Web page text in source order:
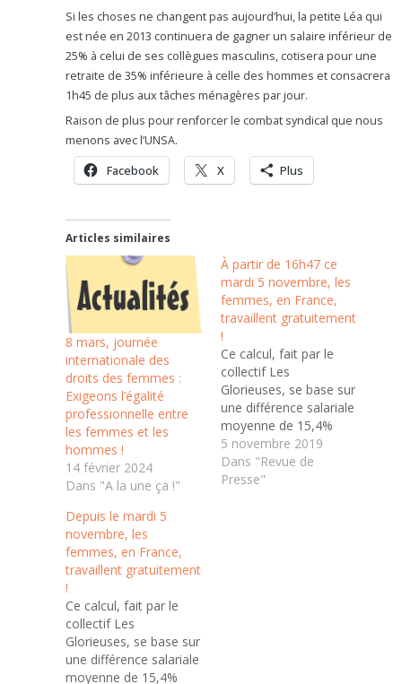
Si les choses ne changent pas aujourd’hui, la petite Léa qui
est née en 2013 continuera de gagner un salaire inférieur de
25% à celui de ses collègues masculins, cotisera pour une
retraite de 35% inférieure à celle des hommes et consacrera
1h45 de plus aux tâches ménagères par jour.
Raison de plus pour renforcer le combat syndical que nous
menons avec l’UNSA.
Facebook X Plus
Articles similaires
8 mars, journée
internationale des
droits des femmes :
Exigeons l’égalité
professionnelle entre
les femmes et les
hommes !
14 février 2024
Dans "A la une ça !"
À partir de 16h47 ce
mardi 5 novembre, les
femmes, en France,
travaillent gratuitement
!
Ce calcul, fait par le
collectif Les
Glorieuses, se base sur
une différence salariale
moyenne de 15,4%
entre les femmes et
les hommes calculée
par Eurostat.
5 novembre 2019
Dans "Revue de
Presse"
Depuis le mardi 5
novembre, les
femmes, en France,
travaillent gratuitement
!
Ce calcul, fait par le
collectif Les
Glorieuses, se base sur
une différence salariale
moyenne de 15,4%